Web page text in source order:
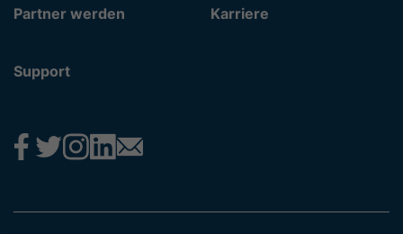
Partner werden Karriere
Support